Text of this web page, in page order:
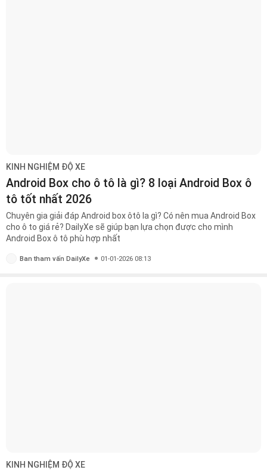
KINH NGHIỆM ĐỘ XE
Android Box cho ô tô là gì? 8 loại Android Box ô
tô tốt nhất 2026
Chuyên gia giải đáp Android box ôtô la gì? Có nên mua Android Box
cho ô to giá rẻ? DailyXe sẽ giúp bạn lựa chọn được cho mình
Android Box ô tô phù hợp nhất
Ban tham vấn DailyXe 01-01-2026 08:13
KINH NGHIỆM ĐỘ XE